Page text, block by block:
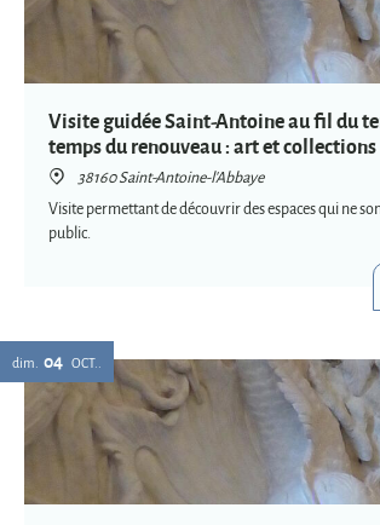
Visite guidée Saint-Antoine au fil du
temps du renouveau : art et collections
38160 Saint-Antoine-l'Abbaye
Visite permettant de découvrir des espaces qui ne
public.
dim. 04 OCT.